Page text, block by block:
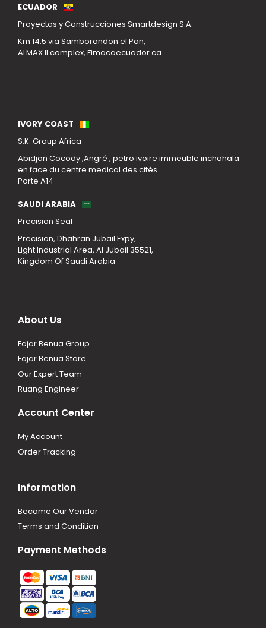
ECUADOR
Proyectos y Construcciones Smartdesign S.A.
Km 14.5 via Samborondon el Pan,
ALMAX II complex, Fimacaecuador ca
IVORY COAST
S.K. Group Africa
Abidjan Cocody ,Angré , petro ivoire immeuble inchahala
en face du centre medical des cités.
Porte A14
SAUDI ARABIA
Precision Seal
Precision, Dhahran Jubail Expy,
Light Industrial Area, Al Jubail 35521,
Kingdom Of Saudi Arabia
About Us
Fajar Benua Group
Fajar Benua Store
Our Expert Team
Ruang Engineer
Account Center
My Account
Order Tracking
Information
Become Our Vendor
Terms and Condition
Payment Methods